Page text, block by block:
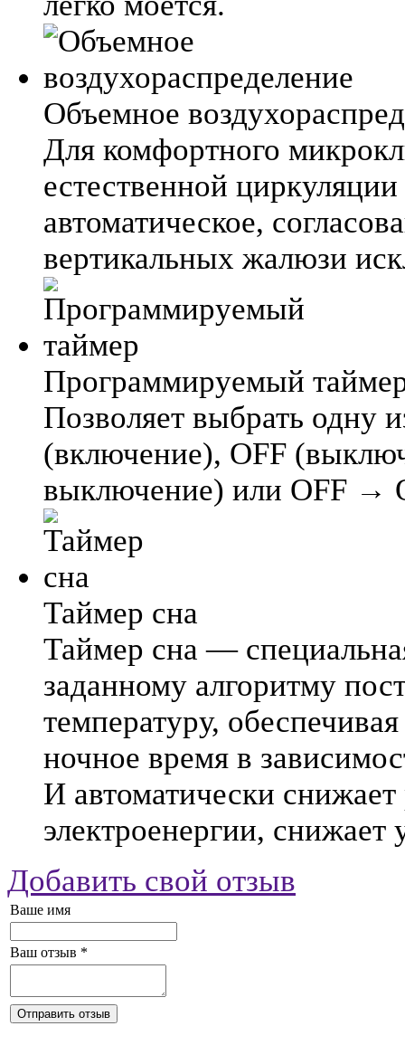
Объемное
Для комфортного
естественной
автоматическое,
вертикальных жалюзи
Программируемый
Позволяет выбрать одну
(включение), OFF
выключение) или OFF →
Таймер сна
Таймер сна —
заданному алгоритму
температуру,
ночное время в
И автоматически
электроенергии,
Добавить свой отзыв
Ваше имя
Ваш отзыв *
Отправить отзыв